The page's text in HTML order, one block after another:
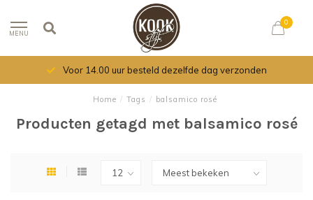
MENU
0
Voor 14.00 uur besteld dezelfde dag verzonden
Home / Tags / balsamico rosé
Producten getagd met balsamico rosé